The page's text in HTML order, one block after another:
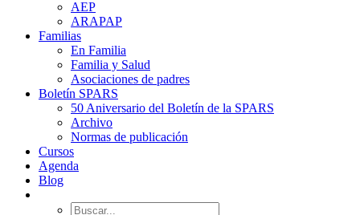
AEP
ARAPAP
Familias
En Familia
Familia y Salud
Asociaciones de padres
Boletín SPARS
50 Aniversario del Boletín de la SPARS
Archivo
Normas de publicación
Cursos
Agenda
Blog